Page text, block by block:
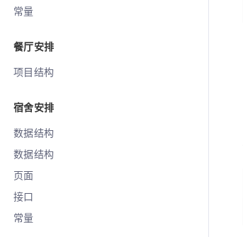
常量
餐厅安排
项目结构
宿舍安排
数据结构
数据结构
页面
接口
常量